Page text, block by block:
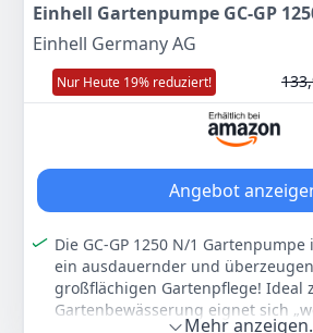
52
Zum Angebot
Einhell Gartenpumpe GC-GP
Einhell Germany AG
Nur Heute 19% reduziert!
Angebot
Die GC-GP 1250 N/1
ein ausdauernder und
großflächigen Gartenpflege! Ideal
Gartenbewässerung eignet sich
Mehr